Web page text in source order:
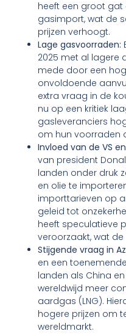
heeft een groot gat
gasimport, wat de
prijzen verhoogt.
Lage gasvoorraden:
2025 met al lagere
mede door een
onvoldoende
extra vraag in de
nu op een kritiek
gasleveranciers
om hun voorraden
Invloed van de VS
van president
landen onder druk
en olie te
importtarieven op
geleid tot
heeft speculatieve
veroorzaakt, wat
Stijgende vraag in
en een
landen als China
wereldwijd meer
aardgas (LNG).
hogere prijzen om
wereldmarkt.